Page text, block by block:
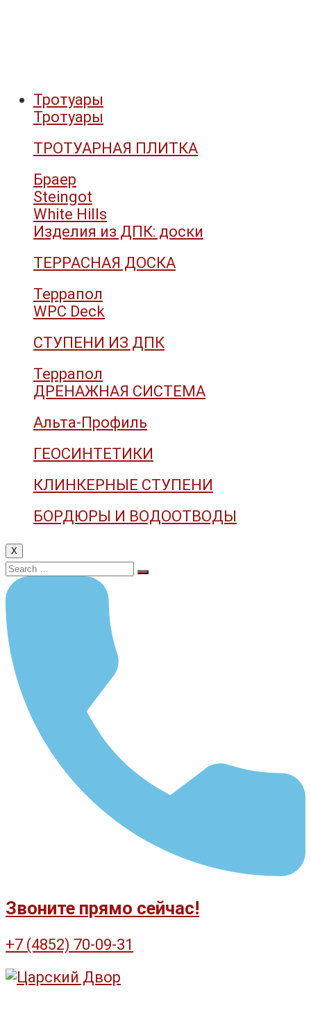
Тротуары
Тротуары
ТРОТУАРНАЯ ПЛИТКА
Браер
Steingot
White Hills
Изделия из ДПК: доски
ТЕРРАСНАЯ ДОСКА
Террапол
WPC Deck
СТУПЕНИ ИЗ ДПК
Террапол
ДРЕНАЖНАЯ СИСТЕМА
Альта-Профиль
ГЕОСИНТЕТИКИ
КЛИНКЕРНЫЕ СТУПЕНИ
БОРДЮРЫ И ВОДООТВОДЫ
X
Search
for:
Звоните прямо сейчас!
+7 (4852) 70-09-31